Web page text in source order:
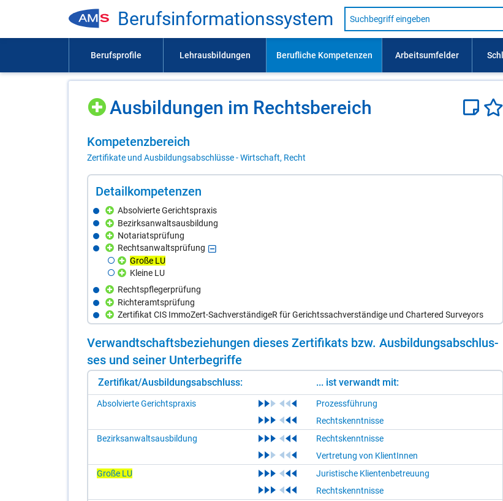
Be­rufs­in­for­ma­ti­ons­sys­tem
Suche
nach
Lehrausbildung,
usw.
Aus­bil­dun­gen im Rechts­be­reich
Kom­pe­tenz­be­reich
Zertifikate und Ausbildungsabschlüsse - Wirtschaft, Recht
De­tail­kom­pe­ten­zen
Absolvierte Gerichtspraxis
Bezirksanwaltsausbildung
Notariatsprüfung
Rechtsanwaltsprüfung
Große LU
Kleine LU
Rechtspflegerprüfung
Richteramtsprüfung
Zertifikat CIS ImmoZert-SachverständigeR für Gerichtssachverständige und Chartered Surveyors
Ver­wandt­schafts­be­zie­hun­gen die­ses Zer­ti­fi­kats bzw. Aus­bil­dungs­ab­schlus­
ses und sei­ner Un­ter­be­grif­fe
Zertifikat/Ausbildungsabschluss: ... ist verwandt mit:
Absolvierte Gerichtspraxis
Prozessführung
Rechtskenntnisse
Bezirksanwaltsausbildung
Rechtskenntnisse
Vertretung von KlientInnen
Große LU
Juristische Klientenbetreuung
Rechtskenntnisse